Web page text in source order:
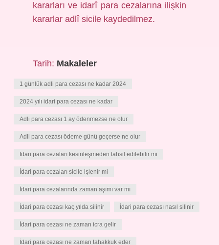
kararları ve idarî para cezalarına ilişkin
kararlar adlî sicile kaydedilmez.
Tarih: Makaleler
1 günlük adli para cezası ne kadar 2024
2024 yılı idari para cezası ne kadar
Adli para cezası 1 ay ödenmezse ne olur
Adli para cezası ödeme günü geçerse ne olur
İdari para cezaları kesinleşmeden tahsil edilebilir mi
İdari para cezaları sicile işlenir mi
İdari para cezalarında zaman aşımı var mı
İdari para cezası kaç yılda silinir İdari para cezası nasıl silinir
İdari para cezası ne zaman icra gelir
İdari para cezası ne zaman tahakkuk eder